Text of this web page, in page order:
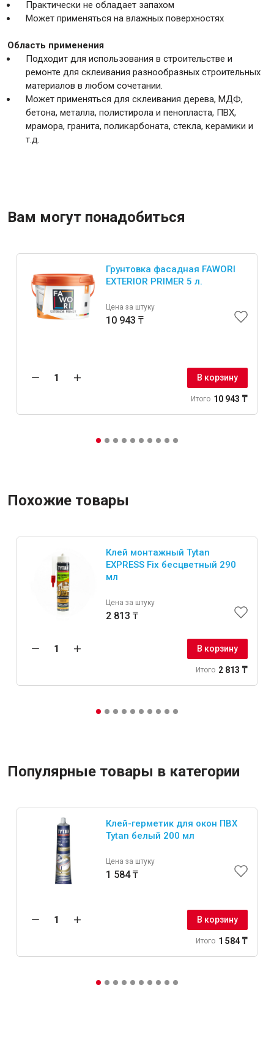
Практически не обладает запахом
Может применяться на влажных поверхностях
Область применения
Подходит для использования в строительстве и
ремонте для склеивания разнообразных строительных
материалов в любом сочетании.
Может применяться для склеивания дерева, MДФ,
бетона, металла, полистирола и пенопласта, ПВХ,
мрамора, гранита, поликарбоната, стекла, керамики и
т.д.
Вам могут понадобиться
Грунтовка фасадная FAWORI
EXTERIOR PRIMER 5 л.
Цена за штуку
10 943 ₸
В корзину
Итого 10 943 ₸
Похожие товары
Клей монтажный Tytan
EXPRESS Fix бесцветный 290
мл
Цена за штуку
2 813 ₸
В корзину
Итого 2 813 ₸
Популярные товары в категории
Клей-герметик для окон ПВХ
Tytan белый 200 мл
Цена за штуку
1 584 ₸
В корзину
Итого 1 584 ₸